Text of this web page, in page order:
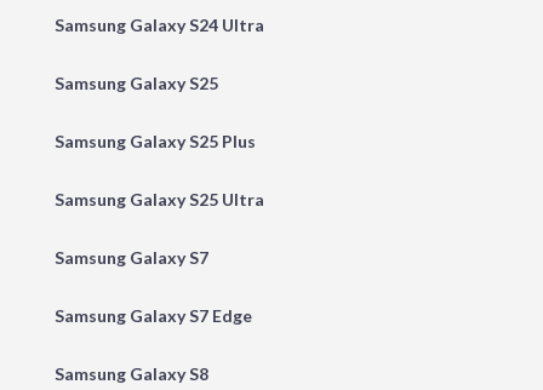
Samsung Galaxy S24 Ultra
Samsung Galaxy S25
Samsung Galaxy S25 Plus
Samsung Galaxy S25 Ultra
Samsung Galaxy S7
Samsung Galaxy S7 Edge
Samsung Galaxy S8